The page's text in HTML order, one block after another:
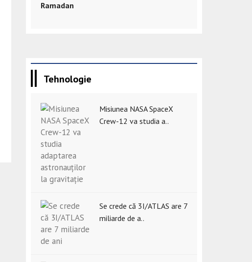
Ramadan
Tehnologie
Misiunea NASA SpaceX
Crew-12 va studia a..
Se crede că 3I/ATLAS are 7
miliarde de a..